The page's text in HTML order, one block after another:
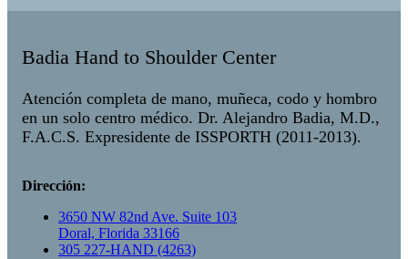
Badia Hand to Shoulder Center
Atención completa de mano, muñeca, codo y hombro
en un solo centro médico. Dr. Alejandro Badia, M.D.,
F.A.C.S. Expresidente de ISSPORTH (2011-2013).
Dirección:
3650 NW 82nd Ave. Suite 103
Doral, Florida 33166
305 227-HAND (4263)